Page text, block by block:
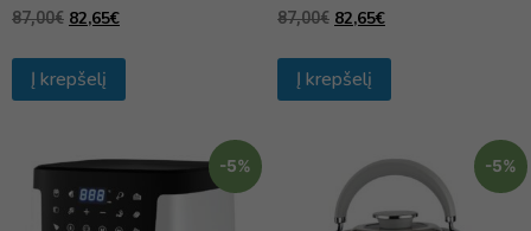
87,00€ 82,65€
Į krepšelį
87,00€ 82,65€
Į krepšelį
-5% -5%